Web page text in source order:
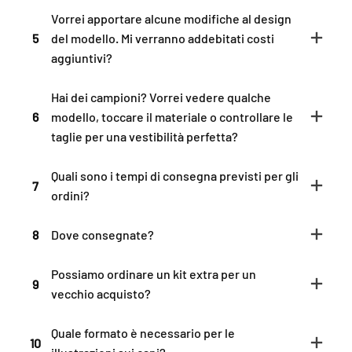
5
Vorrei apportare alcune modifiche al design
del modello. Mi verranno addebitati costi
aggiuntivi?
6
Hai dei campioni? Vorrei vedere qualche
modello, toccare il materiale o controllare le
taglie per una vestibilità perfetta?
7
Quali sono i tempi di consegna previsti per gli
ordini?
8 Dove consegnate?
9
Possiamo ordinare un kit extra per un
vecchio acquisto?
10
Quale formato è necessario per le